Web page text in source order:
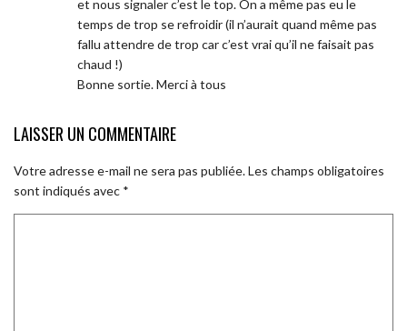
et nous signaler c’est le top. On a même pas eu le
temps de trop se refroidir (il n’aurait quand même pas
fallu attendre de trop car c’est vrai qu’il ne faisait pas
chaud !)
Bonne sortie. Merci à tous
LAISSER UN COMMENTAIRE
Votre adresse e-mail ne sera pas publiée.Les champs obligatoires
sont indiqués avec *